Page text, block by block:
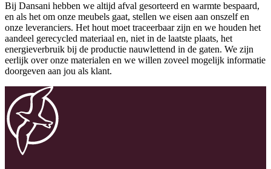
Bij Dansani hebben we altijd afval gesorteerd en warmte bespaard,
en als het om onze meubels gaat, stellen we eisen aan onszelf en
onze leveranciers. Het hout moet traceerbaar zijn en we houden het
aandeel gerecycled materiaal en, niet in de laatste plaats, het
energieverbruik bij de productie nauwlettend in de gaten. We zijn
eerlijk over onze materialen en we willen zoveel mogelijk informatie
doorgeven aan jou als klant.